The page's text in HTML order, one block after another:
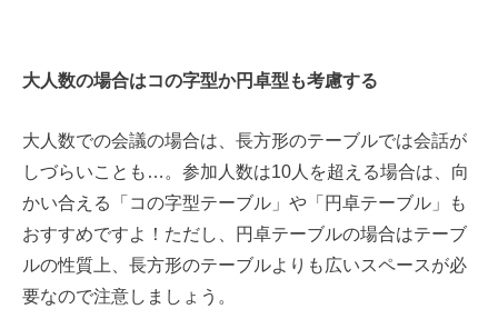
大人数の場合はコの字型か円卓型も考慮する
大人数での会議の場合は、長方形のテーブルでは会話が
しづらいことも…。参加人数は10人を超える場合は、向
かい合える「コの字型テーブル」や「円卓テーブル」も
おすすめですよ！ただし、円卓テーブルの場合はテーブ
ルの性質上、長方形のテーブルよりも広いスペースが必
要なので注意しましょう。